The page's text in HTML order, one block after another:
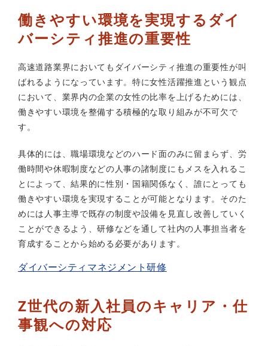
働きやすい環境を実現するダイ
バーシティ推進の重要性
高速道路業界においてもダイバーシティ推進の重要性が叫
ばれるようになっています。特に女性活躍推進という観点
において、業界内の企業の女性の比率を上げるためには、
働きやすい環境を整備する積極的な取り組みが不可欠で
す。
具体的には、職場環境などのハード面のみに留まらず、労
働時間や休暇制度などの人事の諸制度にもメスを入れるこ
とによって、結果的に性別・国籍関係なく、誰にとっても
働きやすい環境を実現することが可能となります。そのた
めには人事主導で既存の制度や設備を見直し改善していく
ことができるよう、研修などを通して社内の人事担当者を
育成することから始める必要があります。
ダイバーシティマネジメント研修
Z世代の新入社員のキャリア・仕
事観への対応